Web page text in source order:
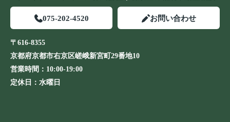
075-202-4520 お問い合わせ
〒616-8355
京都府京都市右京区嵯峨新宮町29番地10
営業時間： 10:00-19:00
定休日： 水曜日